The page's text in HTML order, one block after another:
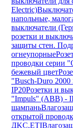
Electric)
напольные,
выключатели
розетки и
защиты стен.
огнеупорные
проводки серии
бежевый цвет
"Busch-Duro
IP20Розетки и
"Impuls" (ABB) -
шампань
открытой
ДKC,ETI